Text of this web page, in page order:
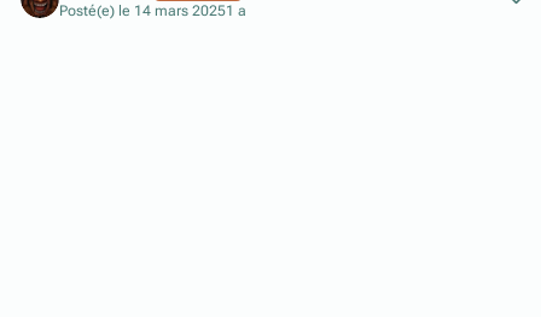
Posté(e) le 14 mars 20251 a